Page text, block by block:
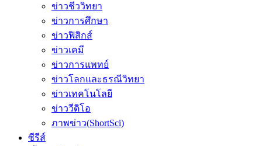
ข่าวชีววิทยา
ข่าวการศึกษา
ข่าวฟิสิกส์
ข่าวเคมี
ข่าวการแพทย์
ข่าวโลกและธรณีวิทยา
ข่าวเทคโนโลยี
ข่าววีดิโอ
ภาพข่าว(ShortSci)
ซีรีส์